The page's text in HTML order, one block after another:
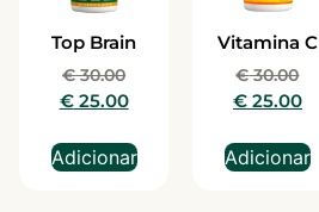
Top Brain
€30.00
€25.00
Adicionar
Vitamina C
€30.00
€25.00
Adicionar